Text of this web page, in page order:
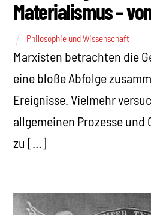
Materialismus –
Philosophie und Wissenschaft
Marxisten betrachten die
eine bloße Abfolge
Ereignisse. Vielmehr
allgemeinen Prozesse und
zu […]